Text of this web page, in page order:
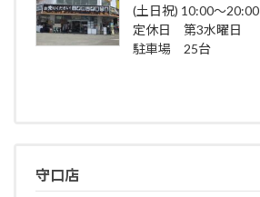
(土日祝) 10:00～20:00
定休日 第3水曜日
駐車場 25台
守口店